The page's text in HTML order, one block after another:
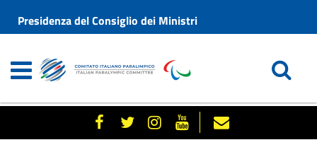
Presidenza del Consiglio dei Ministri